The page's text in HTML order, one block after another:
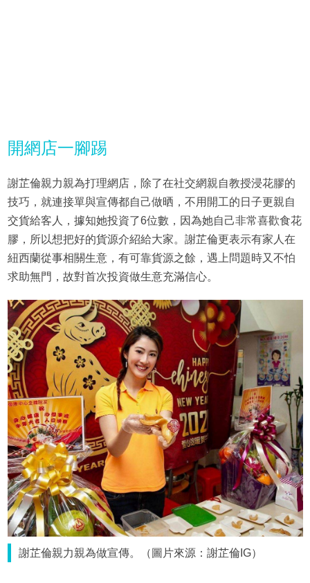
開網店一腳踢
謝芷倫親力親為打理網店，除了在社交網親自教授浸花膠的
技巧，就連接單與宣傳都自己做晒，不用開工的日子更親自
交貨給客人，據知她投資了6位數，因為她自己非常喜歡食花
膠，所以想把好的貨源介紹給大家。謝芷倫更表示有家人在
紐西蘭從事相關生意，有可靠貨源之餘，遇上問題時又不怕
求助無門，故對首次投資做生意充滿信心。
謝芷倫親力親為做宣傳。（圖片來源：謝芷倫IG）